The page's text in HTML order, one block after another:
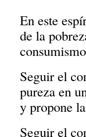
En este
de la
Seguir el
pureza en
y propone
Seguir el